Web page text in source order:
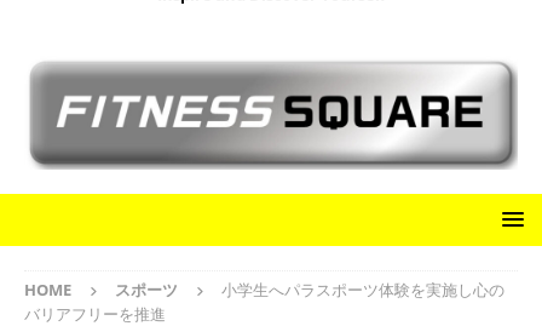
HOME スポーツ
小学生へパラスポーツ体験を実施し心の
バリアフリーを推進